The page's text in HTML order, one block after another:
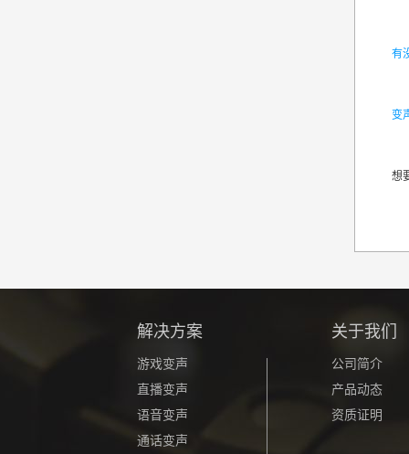
有
变
想
解决方案
游戏变声
直播变声
语音变声
通话变声
关于我们
公司简介
产品动态
资质证明